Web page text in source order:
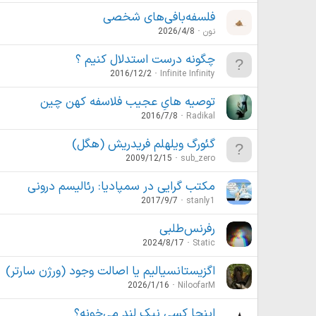
فلسفه‌بافی‌های شخصی
نون 2026/4/8
چگونه درست استدلال کنیم ؟
Infinite Infinity
2016/12/2
توصیه هایِ عجیب فلاسفه کهن چین
Radikal
2016/7/8
گئورگ ویلهلم فریدریش (هگل)
sub_zero
2009/12/15
مکتب گرایی در سمپادیا: رئالیسم درونی
stanly1
2017/9/7
رفرنس‌طلبی
Static
2024/8/17
اگزیستانسیالیم یا اصالت وجود (ورژن سارتر)
NiloofarM
2026/1/16